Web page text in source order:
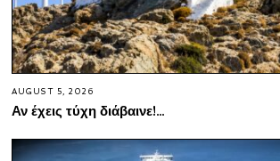
AUGUST 5, 2026
Αν έχεις τύχη διάβαινε!…